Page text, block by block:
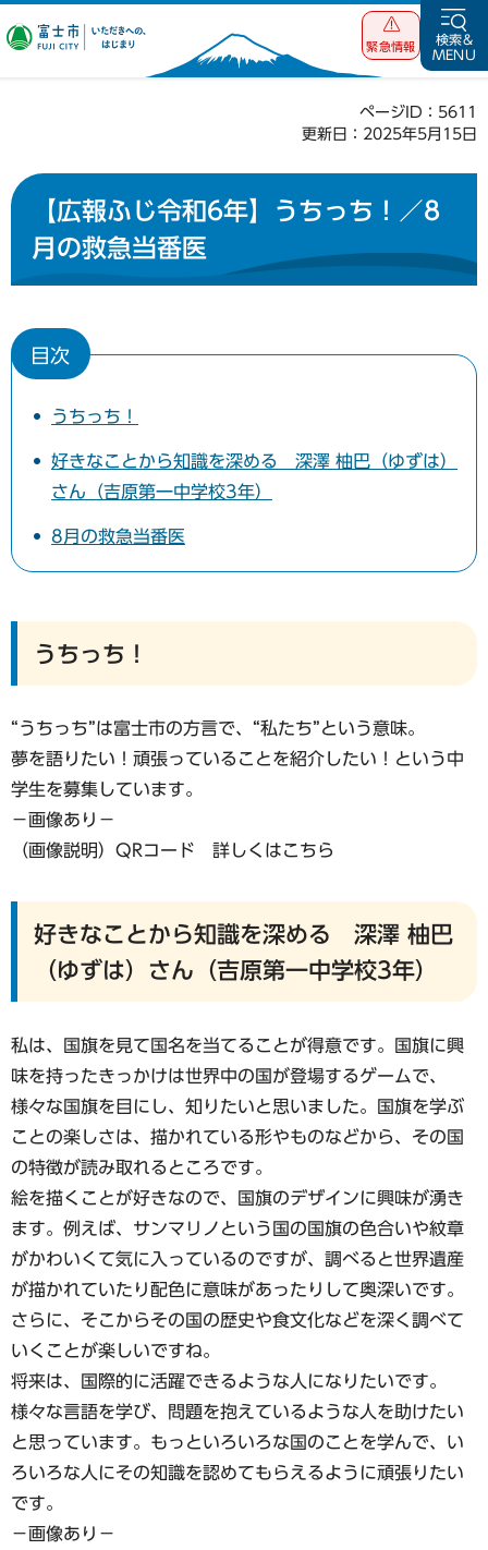
富士市 いただ
緊急情報
検索&
MENU
ページID：5611
更新日：2025年5月15日
【広報ふじ令和6年】うちっち！／8
月の救急当番医
目次
うちっち！
好きなことから知識を深める 深澤 柚巴（ゆずは）
さん（吉原第一中学校3年）
8月の救急当番医
うちっち！
“うちっち”は富士市の方言で、“私たち”という意味。
夢を語りたい！頑張っていることを紹介したい！という中
学生を募集しています。
−画像あり−
（画像説明）QRコード 詳しくはこちら
好きなことから知識を深める 深澤 柚巴
（ゆずは）さん（吉原第一中学校3年）
私は、国旗を見て国名を当てることが得意です。国旗に興
味を持ったきっかけは世界中の国が登場するゲームで、
様々な国旗を目にし、知りたいと思いました。国旗を学ぶ
ことの楽しさは、描かれている形やものなどから、その国
の特徴が読み取れるところです。
絵を描くことが好きなので、国旗のデザインに興味が湧き
ます。例えば、サンマリノという国の国旗の色合いや紋章
がかわいくて気に入っているのですが、調べると世界遺産
が描かれていたり配色に意味があったりして奥深いです。
さらに、そこからその国の歴史や食文化などを深く調べて
いくことが楽しいですね。
将来は、国際的に活躍できるような人になりたいです。
様々な言語を学び、問題を抱えているような人を助けたい
と思っています。もっといろいろな国のことを学んで、い
ろいろな人にその知識を認めてもらえるように頑張りたい
です。
−画像あり−